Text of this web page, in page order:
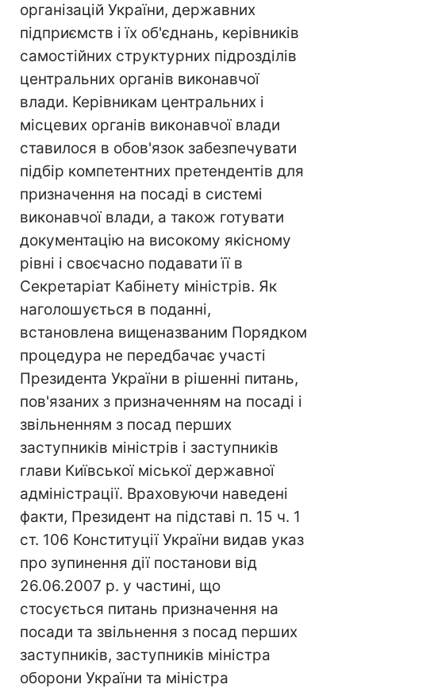
організацій України, державних
підприємств і їх об'єднань, керівників
самостійних структурних підрозділів
центральних органів виконавчої
влади. Керівникам центральних і
місцевих органів виконавчої влади
ставилося в обов'язок забезпечувати
підбір компетентних претендентів для
призначення на посаді в системі
виконавчої влади, а також готувати
документацію на високому якісному
рівні і своєчасно подавати її в
Секретаріат Кабінету міністрів. Як
наголошується в поданні,
встановлена вищеназваним Порядком
процедура не передбачає участі
Президента України в рішенні питань,
пов'язаних з призначенням на посаді і
звільненням з посад перших
заступників міністрів і заступників
глави Київської міської державної
адміністрації. Враховуючи наведені
факти, Президент на підставі п. 15 ч. 1
ст. 106 Конституції України видав указ
про зупинення дії постанови від
26.06.2007 р. у частині, що
стосується питань призначення на
посади та звільнення з посад перших
заступників, заступників міністра
оборони України та міністра